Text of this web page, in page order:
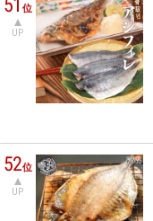
51位
UP
52位
UP